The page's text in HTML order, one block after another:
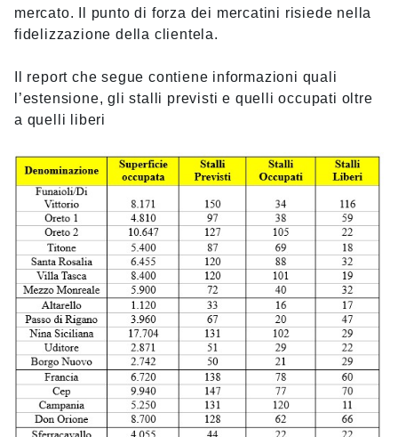
mercato. Il punto di forza dei mercatini risiede nella
fidelizzazione della clientela.
Il report che segue contiene informazioni quali
l’estensione, gli stalli previsti e quelli occupati oltre
a quelli liberi